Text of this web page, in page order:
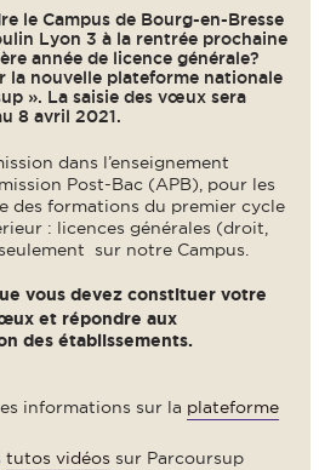
le Campus de Bourg-en-Bresse
Lyon 3 à la rentrée prochaine
année de licence générale?
la nouvelle plateforme nationale
». La saisie des vœux sera
8 avril 2021.
dans l’enseignement
Post-Bac (APB), pour les
des formations du premier cycle
: licences générales (droit,
sur notre Campus.
vous devez constituer votre
et répondre aux
des établissements.
informations sur la plateforme
tutos vidéos sur Parcoursup